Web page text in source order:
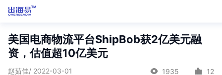
美国电商物流平台ShipBob获2亿美元融
资，估值超10亿美元
赵茹佳/ 2022-03-01 1935 12